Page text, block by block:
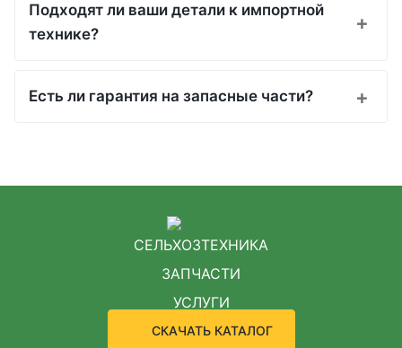
Подходят ли ваши детали к импортной
технике?
Есть ли гарантия на запасные части?
СЕЛЬХОЗТЕХНИКА
ЗАПЧАСТИ
УСЛУГИ
СКАЧАТЬ КАТАЛОГ